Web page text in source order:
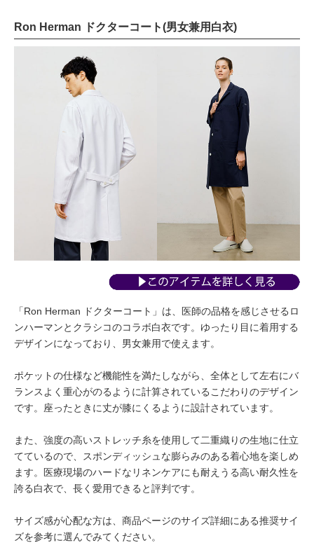
Ron Herman ドクターコート(男女兼用白衣)
「Ron Herman ドクターコート」は、医師の品格を感じさせるロ
ンハーマンとクラシコのコラボ白衣です。ゆったり目に着用する
デザインになっており、男女兼用で使えます。
ポケットの仕様など機能性を満たしながら、全体として左右にバ
ランスよく重心がのるように計算されているこだわりのデザイン
です。座ったときに丈が膝にくるように設計されています。
また、強度の高いストレッチ糸を使用して二重織りの生地に仕立
てているので、スポンディッシュな膨らみのある着心地を楽しめ
ます。医療現場のハードなリネンケアにも耐えうる高い耐久性を
誇る白衣で、長く愛用できると評判です。
サイズ感が心配な方は、商品ページのサイズ詳細にある推奨サイ
ズを参考に選んでみてください。